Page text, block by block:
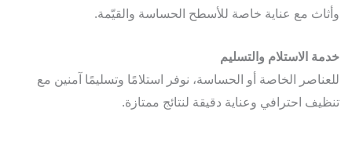
مع عناية خاصة للأسطح الحساسة والقيّمة.
الاستلام والتسليم
الخاصة أو الحساسة، نوفر استلامًا وتسليمًا آمنين مع
احترافي وعناية دقيقة لنتائج ممتازة.